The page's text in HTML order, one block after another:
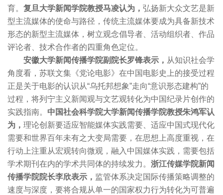
育。 复旦大学新闻学院教授马凌认为， 弘扬新大众文艺是新
型主流媒体的使命与路径，传统主流媒体要成为具备新技术
形态的新型主流媒体，树立观念倡导者、活动组织者、作品
评论者、技术合作者的四重角色定位。
安徽大学新闻传播学院副院长罗锋表示， 从知识社会学
角度看，苏联文集《党论电影》在中国电影史上的接受过程
正是关于电影的认识从“乌托邦想象”走向“意识形态建构”的
过程，将列宁主义新闻观与文艺观转化为中国纪录片创作的
实践指南。 中国社会科学院大学新闻传播学院教授朱鸿军认
为， 理论创新要适应智能媒体实践需要、适应中国式现代化
需要和世界百年未有之大变局需要，在思想上高度重视，在
行动上注重从宏观转向微观，融入中国媒体实践，需要包括
学术期刊在内的学术共同体的持续发力。 浙江传媒学院新闻
传播学院院长李欣表示， 监管体系决定国际传播策略调整的
速度与深度，要将合规从单一的国家权力行为转化为可普遍